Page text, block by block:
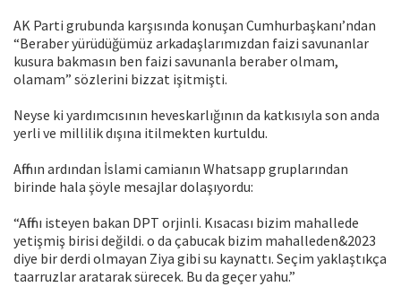
AK Parti grubunda karşısında konuşan Cumhurbaşkanı’ndan
“Beraber yürüdüğümüz arkadaşlarımızdan faizi savunanlar
kusura bakmasın ben faizi savunanla beraber olmam,
olamam” sözlerini bizzat işitmişti.
Neyse ki yardımcısının heveskarlığının da katkısıyla son anda
yerli ve millilik dışına itilmekten kurtuldu.
Affının ardından İslami camianın Whatsapp gruplarından
birinde hala şöyle mesajlar dolaşıyordu:
“Affını isteyen bakan DPT orjinli. Kısacası bizim mahallede
yetişmiş birisi değildi. o da çabucak bizim mahalleden&2023
diye bir derdi olmayan Ziya gibi su kaynattı. Seçim yaklaştıkça
taarruzlar aratarak sürecek. Bu da geçer yahu.”